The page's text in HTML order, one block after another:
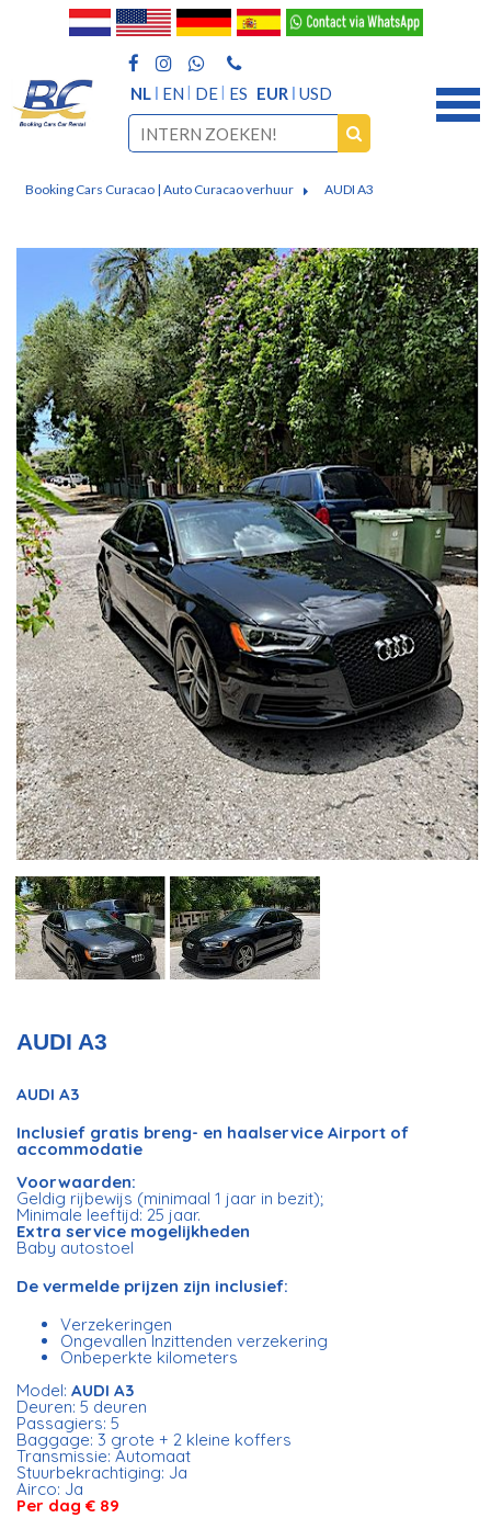
NL EN DE ES EUR USD
Booking Cars Curacao | Auto Curacao verhuur AUDI A3
AUDI A3
AUDI A3
Inclusief gratis breng- en haalservice Airport of
accommodatie
Voorwaarden:
Geldig rijbewijs (minimaal 1 jaar in bezit);
Minimale leeftijd: 25 jaar.
Extra service mogelijkheden
Baby autostoel
De vermelde prijzen zijn inclusief:
Verzekeringen
Ongevallen Inzittenden verzekering
Onbeperkte kilometers
Model:AUDI A3
Deuren: 5 deuren
Passagiers: 5
Baggage: 3 grote + 2 kleine koffers
Transmissie: Automaat
Stuurbekrachtiging: Ja
Airco: Ja
Per dag € 89